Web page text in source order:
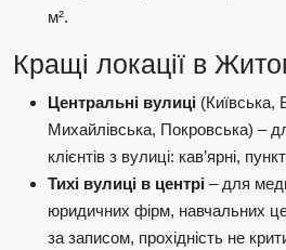
м².
Кращі локації в
Центральні вулиці (Київська,
Михайлівська, Покровська) –
клієнтів з вулиці: кав’ярні,
Тихі вулиці в центрі – для
юридичних фірм, навчальних
за записом, прохідність не